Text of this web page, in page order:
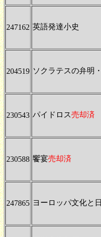
247162 英語発達小史
204519 ソクラテスの弁明
230543 パイドロス売却済
230588 饗宴売却済
247865 ヨーロッパ文化と